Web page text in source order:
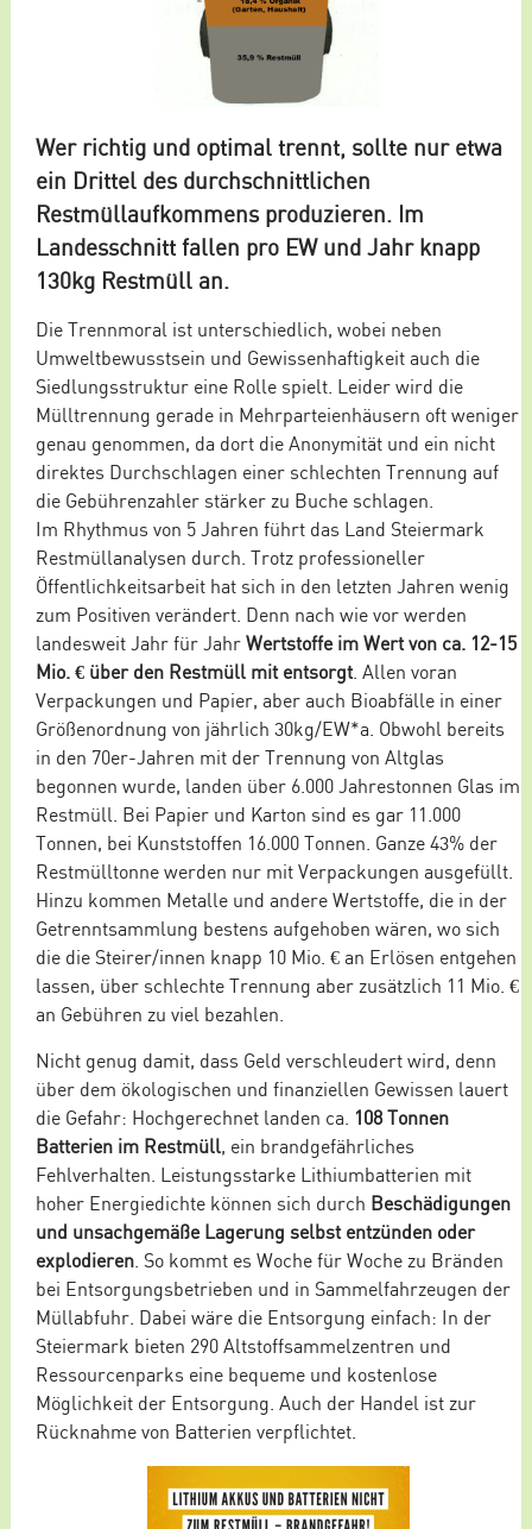
Wer richtig und optimal trennt, sollte nur etwa
ein Drittel des durchschnittlichen
Restmüllaufkommens produzieren. Im
Landesschnitt fallen pro EW und Jahr knapp
130kg Restmüll an.
Die Trennmoral ist unterschiedlich, wobei neben
Umweltbewusstsein und Gewissenhaftigkeit auch die
Siedlungsstruktur eine Rolle spielt. Leider wird die
Mülltrennung gerade in Mehrparteienhäusern oft weniger
genau genommen, da dort die Anonymität und ein nicht
direktes Durchschlagen einer schlechten Trennung auf
die Gebührenzahler stärker zu Buche schlagen.
Im Rhythmus von 5 Jahren führt das Land Steiermark
Restmüllanalysen durch. Trotz professioneller
Öffentlichkeitsarbeit hat sich in den letzten Jahren wenig
zum Positiven verändert. Denn nach wie vor werden
landesweit Jahr für JahrWertstoffe im Wert von ca. 12-15
Mio. € über den Restmüll mit entsorgt. Allen voran
Verpackungen und Papier, aber auch Bioabfälle in einer
Größenordnung von jährlich 30kg/EW*a. Obwohl bereits
in den 70er-Jahren mit der Trennung von Altglas
begonnen wurde, landen über 6.000 Jahrestonnen Glas im
Restmüll. Bei Papier und Karton sind es gar 11.000
Tonnen, bei Kunststoffen 16.000 Tonnen. Ganze 43% der
Restmülltonne werden nur mit Verpackungen ausgefüllt.
Hinzu kommen Metalle und andere Wertstoffe, die in der
Getrenntsammlung bestens aufgehoben wären, wo sich
die die Steirer/innen knapp 10 Mio. € an Erlösen entgehen
lassen, über schlechte Trennung aber zusätzlich 11 Mio. €
an Gebühren zu viel bezahlen.
Nicht genug damit, dass Geld verschleudert wird, denn
über dem ökologischen und finanziellen Gewissen lauert
die Gefahr: Hochgerechnet landen ca. 108 Tonnen
Batterien im Restmüll, ein brandgefährliches
Fehlverhalten. Leistungsstarke Lithiumbatterien mit
hoher Energiedichte können sich durch Beschädigungen
und unsachgemäße Lagerung selbst entzünden oder
explodieren. So kommt es Woche für Woche zu Bränden
bei Entsorgungsbetrieben und in Sammelfahrzeugen der
Müllabfuhr. Dabei wäre die Entsorgung einfach: In der
Steiermark bieten 290 Altstoffsammelzentren und
Ressourcenparks eine bequeme und kostenlose
Möglichkeit der Entsorgung. Auch der Handel ist zur
Rücknahme von Batterien verpflichtet.